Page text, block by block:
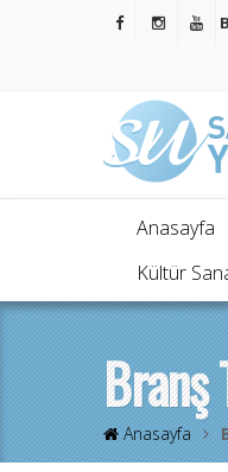
Anasayfa
Kültür
Anasayfa